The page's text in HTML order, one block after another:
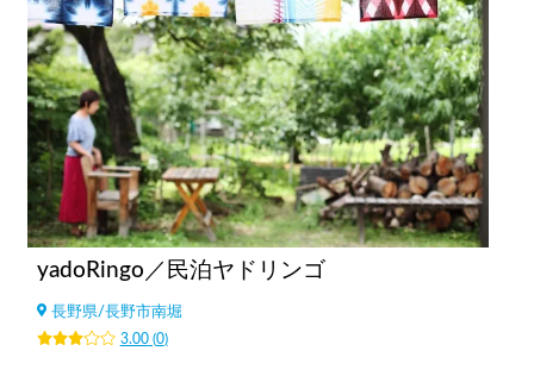
yadoRingo／民泊ヤドリンゴ
長野県/長野市南堀
3.00(0)